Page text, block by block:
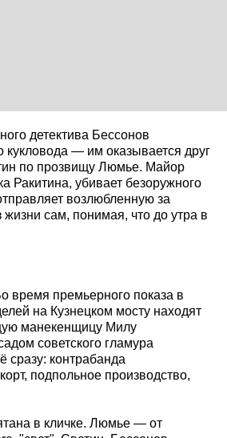
детектива Бессонов
кукловода — им оказывается друг
по прозвищу Люмье. Майор
Ракитина, убивает безоружного
возлюбленную за
жизни сам, понимая, что до утра в
время премьерного показа в
на Кузнецком мосту находят
манекенщицу Милу
советского гламура
сразу: контрабанда
подпольное производство,
в кличке. Люмье — от